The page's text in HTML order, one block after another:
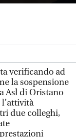
verificando ad
la sospensione
Asl di Oristano
due colleghi,